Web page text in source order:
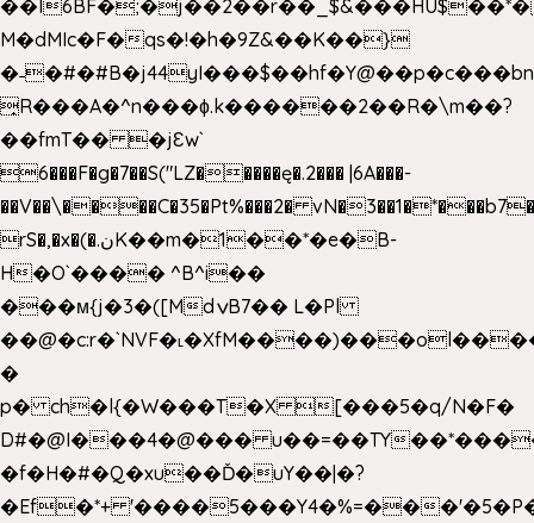
M�dMIc�F�qs�!�h�9Z&��K��}
̟R���A�^n���ɸ.k������2��R�\m��?
��fmT�� �jԐw`
6���F�g�7��S("LZ�����ę�.2��� |6A���-
��V��\����C�35�Pt%���2�
rS�,�x�(�.نK��m�1��*�e�B-
H�O`���� ^B^i��
���м{j�3�([MdݍB7�� L�Pl
�
p� ch�l{�W���T�X [���5�q/N�F�
D#�@I���4�@��� u��=��TY
�f�H�#�Q�xu��Ď�uY��|�?
�Ef�*+ '����5���Y4�%=��